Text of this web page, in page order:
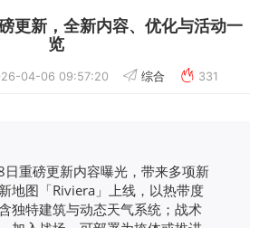
更新，全新内容、优化与活动一
览
04-06 09:57:20 综合 331
日重磅更新内容曝光，带来多项新
地图「Riviera」上线，以热带度
独特建筑与动态天气系统；战术